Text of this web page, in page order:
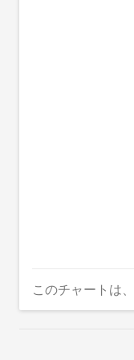
このチャートは